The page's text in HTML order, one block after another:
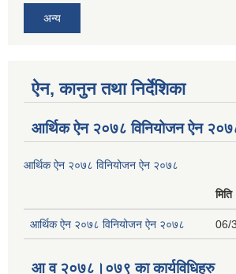
अन्य
ऐन, कानुन तथा निर्देशिका
आर्थिक ऐन २०७८ विनियोजन ऐन
आर्थिक ऐन २०७८ विनियोजन ऐन २०७८
मिति
आर्थिक ऐन २०७८ विनियोजन ऐन २०७८ 06/
आ व २०७८।०७९ का कार्यविधिहरु